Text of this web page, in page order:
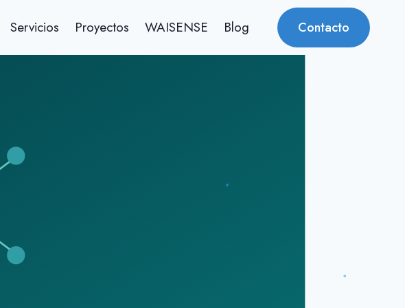
Servicios Proyectos WAISENSE Blog Contacto